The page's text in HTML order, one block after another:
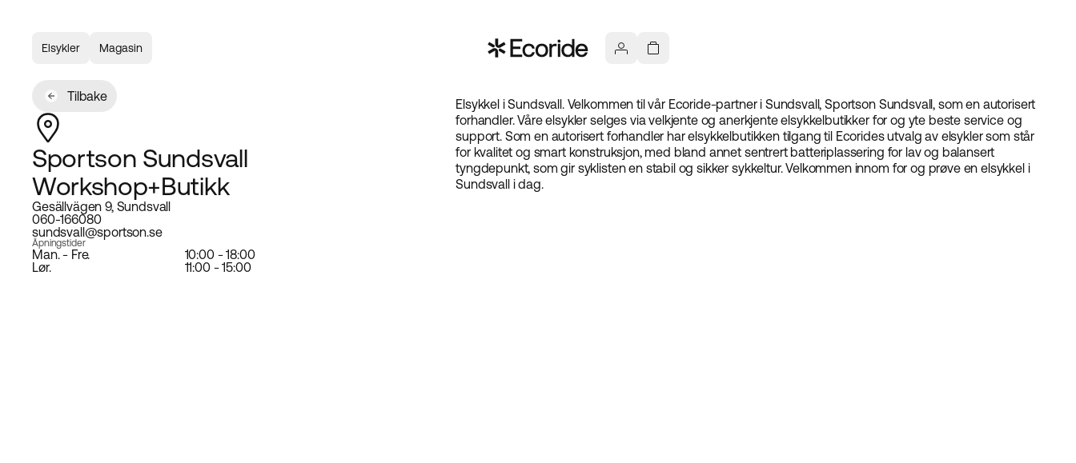
Elsykler Magasin
Tilbake
Sportson Sundsvall
Workshop+Butikk
Gesällvägen 9, Sundsvall
060-166080
sundsvall@sportson.se
Åpningstider
Man. - Fre.
10:00 - 18:00
Lør.
11:00 - 15:00
Elsykkel i Sundsvall. Velkommen til vår Ecoride-partner i Sundsvall, Sportson Sundsvall, som en autorisert
forhandler. Våre elsykler selges via velkjente og anerkjente elsykkelbutikker for og yte beste service og
support. Som en autorisert forhandler har elsykkelbutikken tilgang til Ecorides utvalg av elsykler som står
for kvalitet og smart konstruksjon, med bland annet sentrert batteriplassering for lav og balansert
tyngdepunkt, som gir syklisten en stabil og sikker sykkeltur. Velkommen innom for og prøve en elsykkel i
Sundsvall i dag.